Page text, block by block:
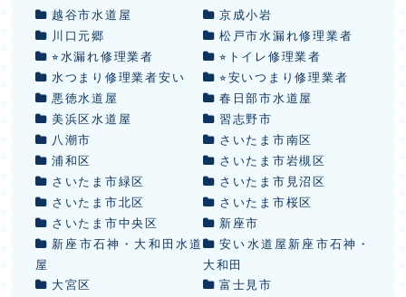
越谷市水道屋
京成小岩
川口元郷
松戸市水漏れ修理業者
⭐︎水漏れ修理業者
⭐︎トイレ修理業者
水つまり修理業者安い
⭐︎安いつまり修理業者
悪徳水道屋
春日部市水道屋
美浜区水道屋
習志野市
八潮市
さいたま市南区
浦和区
さいたま市岩槻区
さいたま市緑区
さいたま市見沼区
さいたま市北区
さいたま市桜区
さいたま市中央区
新座市
新座市石神・大和田水道
屋
安い水道屋新座市石神・
大和田
大宮区
富士見市